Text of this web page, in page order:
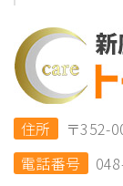
住所
〒352-
電話番号